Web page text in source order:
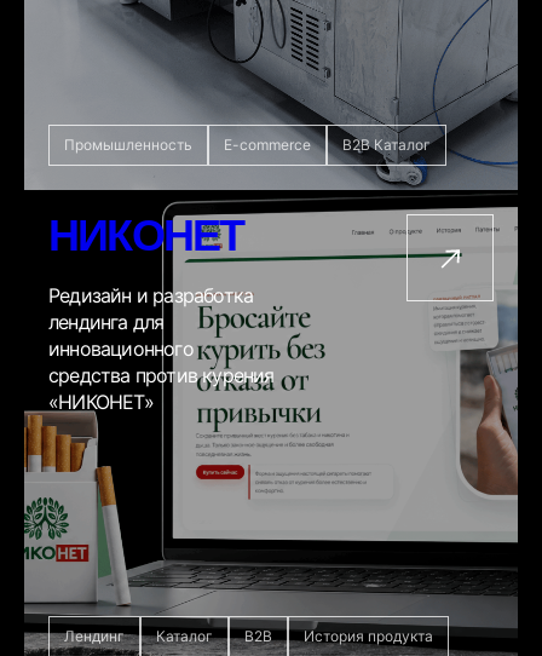
Промышленность E-commerce B2B Каталог
НИКОНЕТ
Редизайн и разработка
лендинга для
инновационного
средства против курения
«НИКОНЕТ»
Лендинг Каталог B2B История продукта